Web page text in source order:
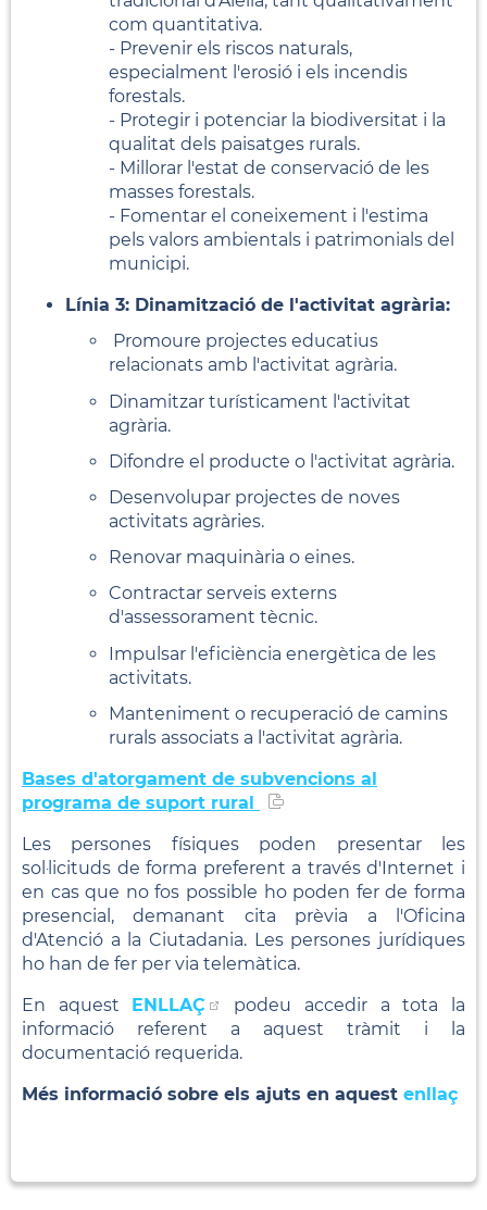
com quantitativa.
- Prevenir els riscos naturals,
especialment l'erosió i els incendis
forestals.
- Protegir i potenciar la biodiversitat i la
qualitat dels paisatges rurals.
- Millorar l'estat de conservació de les
masses forestals.
- Fomentar el coneixement i l'estima
pels valors ambientals i patrimonials del
municipi.
Línia 3: Dinamització de l'activitat agrària:
Promoure projectes educatius
relacionats amb l'activitat agrària.
Dinamitzar turísticament l'activitat
agrària.
Difondre el producte o l'activitat agrària.
Desenvolupar projectes de noves
activitats agràries.
Renovar maquinària o eines.
Contractar serveis externs
d'assessorament tècnic.
Impulsar l'eficiència energètica de les
activitats.
Manteniment o recuperació de camins
rurals associats a l'activitat agrària.
Bases d'atorgament de subvencions al
programa de suport rural
Les persones físiques poden presentar les
sol·licituds de forma preferent a través d'Internet i
en cas que no fos possible ho poden fer de forma
presencial, demanant cita prèvia a l'Oficina
d'Atenció a la Ciutadania. Les persones jurídiques
ho han de fer per via telemàtica.
En aquest ENLLAÇ
podeu accedir a tota la
informació referent a aquest tràmit i la
documentació requerida.
Més informació sobre els ajuts en aquest enllaç